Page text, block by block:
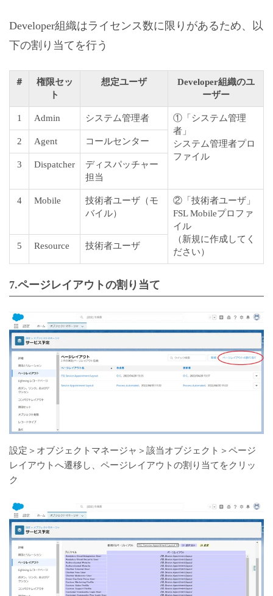
Developer組織はライセンス数に限りがあるため、以
下の割り当てを行う
＃
権限セッ
ト
想定ユーザ
Developer組織のユ
ーザー
1 Admin システム管理者
①「システム管理
者」
システム管理者プロ
ファイル
2 Agent コールセンター
3 Dispatcher
ディスパッチャー
担当
4 Mobile
技術者ユーザ（モ
バイル）
②「技術者ユーザ」
FSL Mobileプロファ
イル
（新規に作成してく
ださい）
5 Resource 技術者ユーザ
7.ページレイアウトの割り当て
設定＞オブジェクトマネージャ＞該当オブジェクト＞ページ
レイアウトへ遷移し、ページレイアウトの割り当てをクリッ
ク